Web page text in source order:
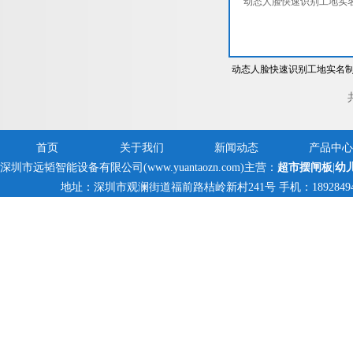
动态人脸快速识别工地实名
首页 关于我们 新闻动态
产品中心
深圳市远韬智能设备有限公司(www.yuantaozn.com)主营： 超市摆闸板 幼
地址：深圳市观澜街道福前路桔岭新村241号 手机：